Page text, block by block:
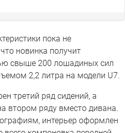
пока не
новинка получит
свыше 200 лошадиных сил
2,2 литра на модели U7.
третий ряд сидений, а
втором ряду вместо дивана.
интерьер оформлен